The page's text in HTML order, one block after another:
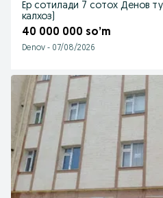
Ер сотилади 7 сотох Денов
калхоз)
40 000 000 so’m
Denov - 07/08/2026